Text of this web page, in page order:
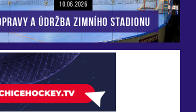
10.06.2026
a údržba zimního stadionu